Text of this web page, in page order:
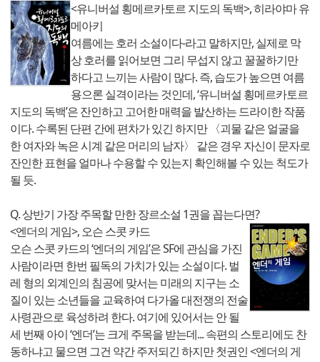
<유니버설 횡메르카토르 지도의 독백>, 히라야마 유
메아키
여름에는 호러 소설이다-라고 말하지만, 실제로 막
상 호러를 읽어보면 그리 무섭지 않고 꿀꿀하기만
하다고 느끼는 사람이 많다. 즉, 습도가 높으면 여름
용으론 실격이라는 것인데, ‘유니버설 횡메르카토르
지도의 독백’은 잔인하고 고어한 매력을 발산하는 드라이한 작품
이다. 수록된 단편 간에 편차가 있긴 하지만 〈괴물 같은 얼굴을
한 여자와 녹은 시계 같은 머리의 남자〉 같은 경우 자신이 문자로
잔인한 표현을 얼마나 수용할 수 있는지 확인해볼 수 있는 척도가
될 듯.
Q. 상반기 가장 주목할 만한 장르소설 1권을 꼽는다면?
<엔더의 게임>, 오슨 스콧 카드
오슨 스콧 카드의 ‘엔더의 게임’은 SF에 관심을 가진
사람이라면 한번 필독의 가치가 있는 소설이다. 벌
레 형의 외계인의 침공에 맞서는 미래의 지구는 소
질이 있는 소년들을 교육하여 다가올 대전쟁의 전술
사령관으로 육성하려 한다. 여기에 있어서는 안 될
세 번째 아이 ‘엔더’는 크게 주목을 받는데... 속편의 스토리에도 찬
동하냐고 물으면 그건 약간 주저되긴 하지만 첫권인 <엔더의 게